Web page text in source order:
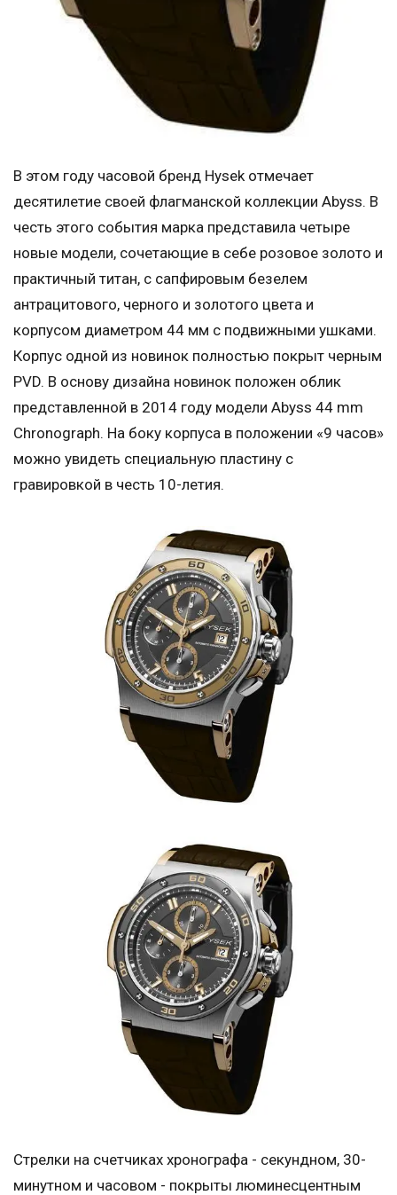
В этом году часовой бренд Hysek отмечает
десятилетие своей флагманской коллекции Abyss. В
честь этого события марка представила четыре
новые модели, сочетающие в себе розовое золото и
практичный титан, с сапфировым безелем
антрацитового, черного и золотого цвета и
корпусом диаметром 44 мм с подвижными ушками.
Корпус одной из новинок полностью покрыт черным
PVD. В основу дизайна новинок положен облик
представленной в 2014 году модели Abyss 44 mm
Chronograph. На боку корпуса в положении «9 часов»
можно увидеть специальную пластину с
гравировкой в честь 10-летия.
Стрелки на счетчиках хронографа - секундном, 30-
минутном и часовом - покрыты люминесцентным